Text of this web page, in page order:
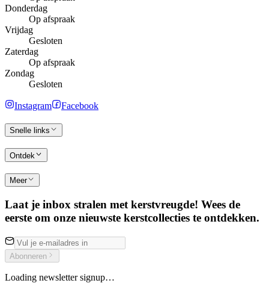
Donderdag
Op afspraak
Vrijdag
Gesloten
Zaterdag
Op afspraak
Zondag
Gesloten
Instagram Facebook
Snelle links
Ontdek
Meer
Laat je inbox stralen met kerstvreugde! Wees de
eerste om onze nieuwste kerstcollecties te ontdekken.
Abonneren
Loading newsletter signup…